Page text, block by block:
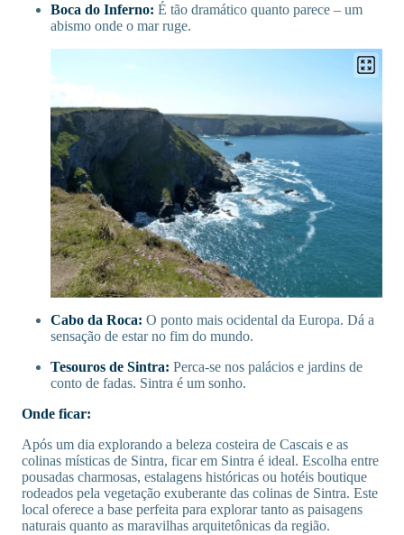
Boca do Inferno: É tão dramático quanto parece – um
abismo onde o mar ruge.
Cabo da Roca: O ponto mais ocidental da Europa. Dá a
sensação de estar no fim do mundo.
Tesouros de Sintra: Perca-se nos palácios e jardins de
conto de fadas. Sintra é um sonho.
Onde ficar:
Após um dia explorando a beleza costeira de Cascais e as
colinas místicas de Sintra, ficar em Sintra é ideal. Escolha entre
pousadas charmosas, estalagens históricas ou hotéis boutique
rodeados pela vegetação exuberante das colinas de Sintra. Este
local oferece a base perfeita para explorar tanto as paisagens
naturais quanto as maravilhas arquitetônicas da região.